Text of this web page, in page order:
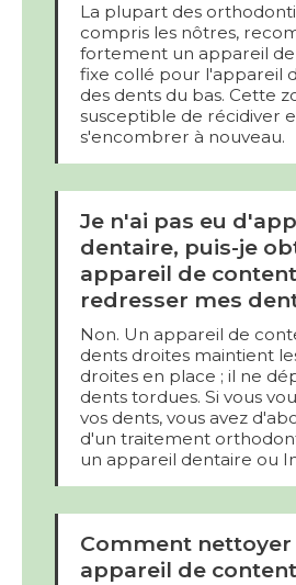
La plupart des
compris les nôtres,
fortement un appareil
fixe collé pour l'appareil
des dents du bas. Cette
susceptible de récidiver
s'encombrer à nouveau.
Je n'ai pas eu
dentaire, puis-je
appareil de
redresser mes
Non. Un appareil de
dents droites maintient
droites en place ; il ne
dents tordues. Si vous
vos dents, vous avez
d'un traitement
un appareil dentaire ou
Comment nettoyer
appareil de